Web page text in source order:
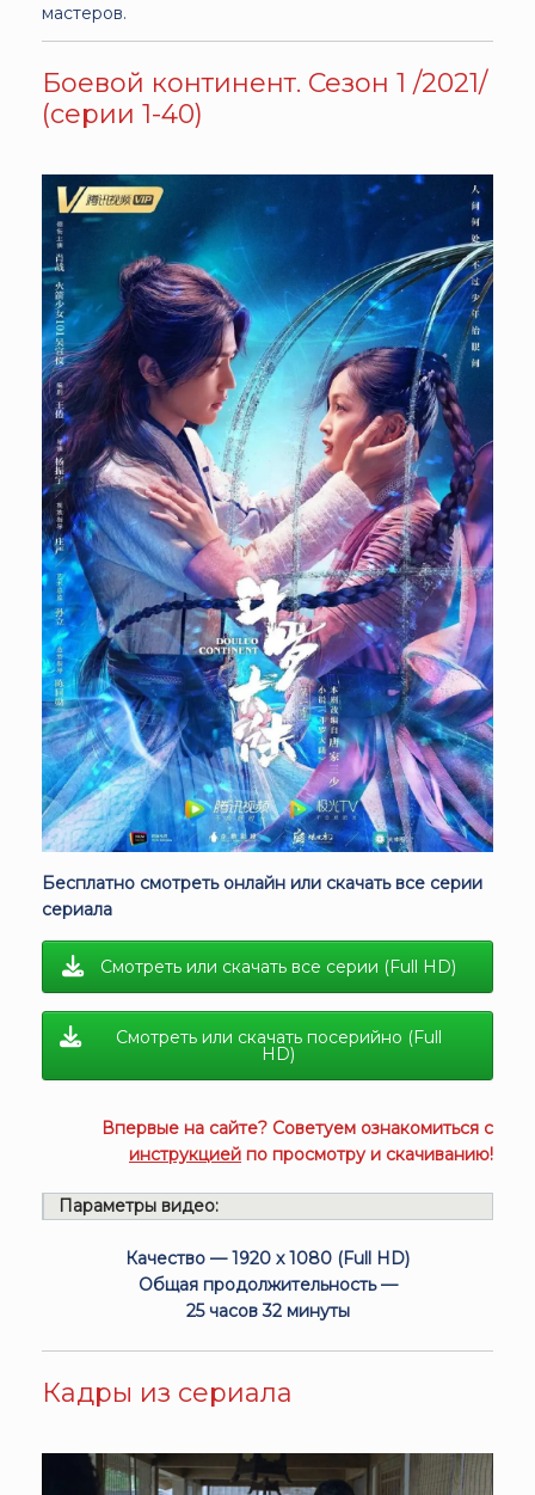
мастеров.
Боевой континент. Сезон 1 /2021/
(серии 1-40)
Бесплатно смотреть онлайн или скачать все серии
сериала
Смотреть или скачать все серии (Full HD)
Смотреть или скачать посерийно (Full
HD)
Впервые на сайте? Советуем ознакомиться с
инструкцией по просмотру и скачиванию!
Параметры видео:
Качество — 1920 x 1080 (Full HD)
Общая продолжительность —
25 часов 32 минуты
Кадры из сериала